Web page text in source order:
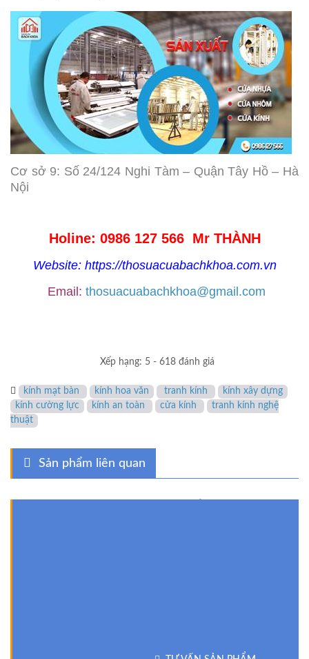
Cơ sở 9: Số 24/124 Nghi Tàm – Quận Tây Hồ – Hà
Nội
Holine: 0986 127 566 Mr THÀNH
Website: https://thosuacuabachkhoa.com.vn
Email: thosuacuabachkhoa@gmail.com
Xếp hạng: 5- 618 đánh giá
kính mạt bàn kính hoa văn tranh kính
kính xây dựng
kính cường lực
kính an toàn cửa kính
tranh kính nghệ
thuật
Sản phẩm liên quan